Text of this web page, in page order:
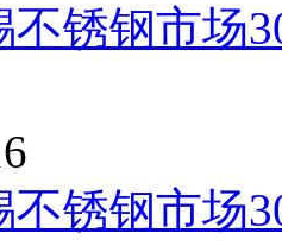
不锈钢市场
不锈钢市场